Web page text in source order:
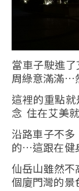
當車子駛進
周綠意滿滿…
這裡的重點
念 住在艾美
沿路車子不
的…這跟在健
仙岳山雖然
個廈門灣的